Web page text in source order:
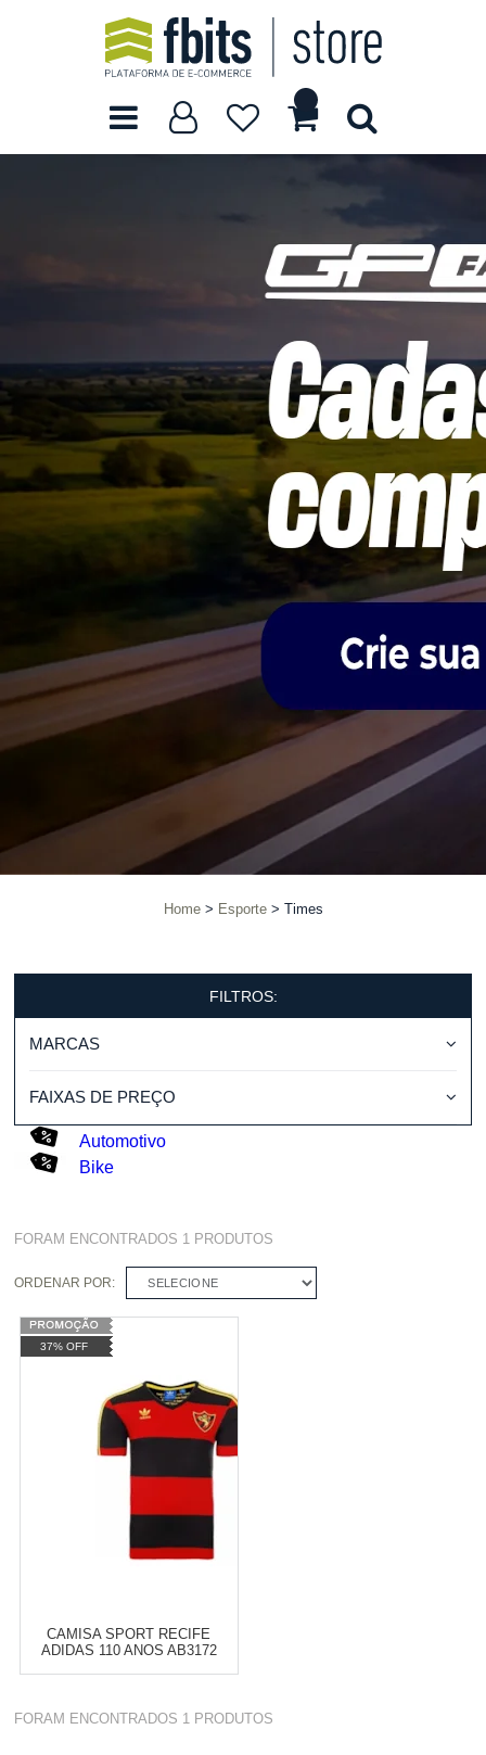
Home Esporte Times
FILTROS:
MARCAS
FAIXAS DE PREÇO
Automotivo
Bike
FORAM ENCONTRADOS 1 PRODUTOS
ORDENAR POR: SELECIONE
37% OFF
CAMISA SPORT RECIFE
ADIDAS 110 ANOS AB3172
Varejo: R$ 4.050,70
FORAM ENCONTRADOS 1 PRODUTOS